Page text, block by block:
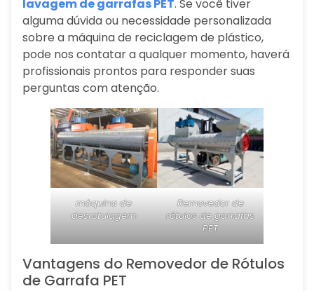
lavagem de garrafas PET. Se você tiver
alguma dúvida ou necessidade personalizada
sobre a máquina de reciclagem de plástico,
pode nos contatar a qualquer momento, haverá
profissionais prontos para responder suas
perguntas com atenção.
máquina de
desrotulagem
Removedor de
rótulos de garrafas
PET
Vantagens do Removedor de Rótulos
de Garrafa PET